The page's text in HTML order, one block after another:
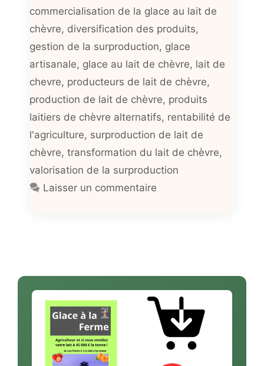
commercialisation de la glace au lait de
chèvre, diversification des produits,
gestion de la surproduction, glace
artisanale, glace au lait de chèvre, lait de
chevre, producteurs de lait de chèvre,
production de lait de chèvre, produits
laitiers de chèvre alternatifs, rentabilité de
l'agriculture, surproduction de lait de
chèvre, transformation du lait de chèvre,
valorisation de la surproduction
Laisser un commentaire